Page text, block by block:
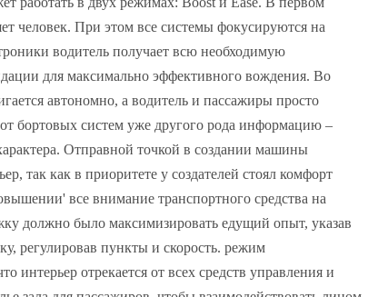
человек. При этом все системы фокусируются на
водитель получает всю необходимую
для максимально эффективного вождения. Во
автономно, а водитель и пассажиры просто
от бортовых систем уже другого рода информацию –
Отправной точкой в создании машины
так как в приоритете у создателей стоял комфорт
все внимание транспортного средства на
должно было максимизировать едущий опыт, указав
регулировав пункты и скорость. режим
интерьер отрекается от всех средств управления и